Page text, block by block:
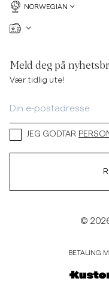
NORWEGIAN
Meld deg på
Vær tidlig ute!
JEG GODTAR
©
BETALING